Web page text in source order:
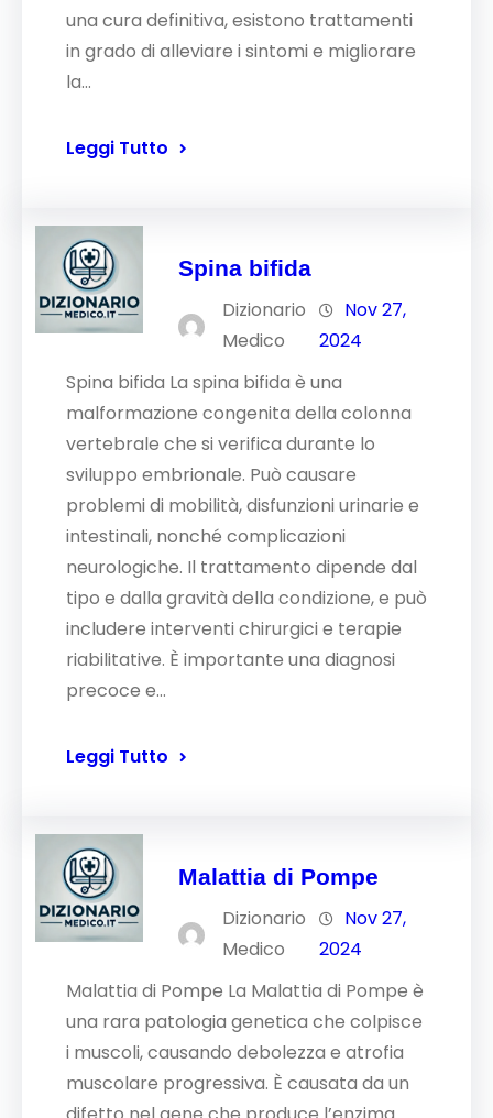
una cura definitiva, esistono trattamenti
in grado di alleviare i sintomi e migliorare
la…
Leggi Tutto
Spina bifida
Dizionario
Medico
Nov 27,
2024
Spina bifida La spina bifida è una
malformazione congenita della colonna
vertebrale che si verifica durante lo
sviluppo embrionale. Può causare
problemi di mobilità, disfunzioni urinarie e
intestinali, nonché complicazioni
neurologiche. Il trattamento dipende dal
tipo e dalla gravità della condizione, e può
includere interventi chirurgici e terapie
riabilitative. È importante una diagnosi
precoce e…
Leggi Tutto
Malattia di Pompe
Dizionario
Medico
Nov 27,
2024
Malattia di Pompe La Malattia di Pompe è
una rara patologia genetica che colpisce
i muscoli, causando debolezza e atrofia
muscolare progressiva. È causata da un